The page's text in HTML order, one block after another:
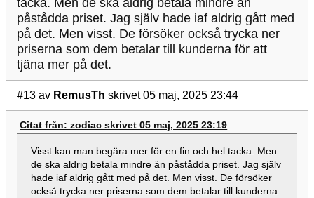
påstådda priset. Jag själv hade iaf aldrig gått med
på det. Men visst. De försöker också trycka ner
priserna som dem betalar till kunderna för att
tjäna mer på det.
#13 av RemusTh skrivet 05 maj, 2025 23:44
Citat från: zodiac skrivet 05 maj, 2025 23:19
Visst kan man begära mer för en fin och hel tacka. Men
de ska aldrig betala mindre än påstådda priset. Jag själv
hade iaf aldrig gått med på det. Men visst. De försöker
också trycka ner priserna som dem betalar till kunderna